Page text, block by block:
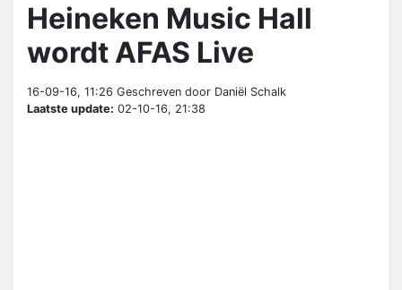
Heineken Music Hall
wordt AFAS Live
16-09-16, 11:26 Geschreven door Daniël Schalk
Laatste update: 02-10-16, 21:38